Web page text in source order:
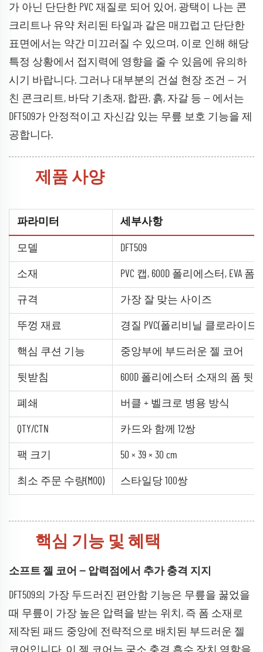
가 아닌 단단한 PVC 재질로 되어 있어, 광택이 나는 콘
크리트나 유약 처리된 타일과 같은 매끄럽고 단단한
표면에서는 약간 미끄러질 수 있으며, 이로 인해 해당
특정 상황에서 접지력에 영향을 줄 수 있음에 유의하
시기 바랍니다. 그러나 대부분의 건설 현장 조건 — 거
친 콘크리트, 바닥 기초재, 합판, 흙, 자갈 등 — 에서는
DFT509가 안정적이고 자신감 있는 무릎 보호 기능을 제
공합니다.
제품 사양
파라미터 세부사항
모델 DFT509
소재 PVC 캡, 600D 폴리에스터, EVA
규격 가장 잘 맞는 사이즈
뚜껑 재료 경질 PVC(폴리비닐 클로라이드)
핵심 쿠션 기능 중앙부에 부드러운 젤 코어
뒷받침 600D 폴리에스터 소재의 폼 뒷
폐쇄 버클 + 벨크로 병용 방식
QTY/CTN 카드와 함께 12쌍
팩 크기 50 × 39 × 30 cm
최소 주문 수량(MOQ) 스타일당 100쌍
핵심 기능 및 혜택
소프트 젤 코어 — 압력점에서 추가 충격 지지
DFT509의 가장 두드러진 편안함 기능은 무릎을 꿇었을
때 무릎이 가장 높은 압력을 받는 위치, 즉 폼 소재로
제작된 패드 중앙에 전략적으로 배치된 부드러운 젤